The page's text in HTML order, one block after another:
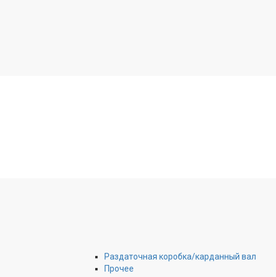
Раздаточная коробка/карданный вал
Прочее